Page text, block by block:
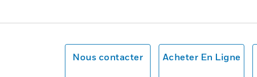
Nous contacter Acheter En Ligne